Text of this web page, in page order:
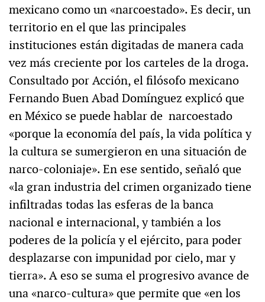
mexicano como un «narcoestado». Es decir, un
territorio en el que las principales
instituciones están digitadas de manera cada
vez más creciente por los carteles de la droga.
Consultado por Acción, el filósofo mexicano
Fernando Buen Abad Domínguez explicó que
en México se puede hablar de narcoestado
«porque la economía del país, la vida política y
la cultura se sumergieron en una situación de
narco-coloniaje». En ese sentido, señaló que
«la gran industria del crimen organizado tiene
infiltradas todas las esferas de la banca
nacional e internacional, y también a los
poderes de la policía y el ejército, para poder
desplazarse con impunidad por cielo, mar y
tierra». A eso se suma el progresivo avance de
una «narco-cultura» que permite que «en los